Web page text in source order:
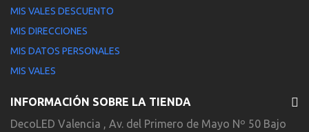
MIS VALES DESCUENTO
MIS DIRECCIONES
MIS DATOS PERSONALES
MIS VALES
INFORMACIÓN SOBRE LA TIENDA
DecoLED Valencia , Av. del Primero de Mayo Nº 50 Bajo